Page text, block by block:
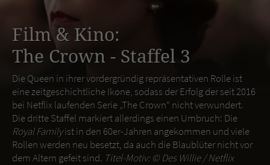
Film & Kino:
The Crown - Staffel 3
Die Queen in ihrer vordergründig repräsentativen Rolle ist
eine zeitgeschichtliche Ikone, sodass der Erfolg der seit 2016
bei Netflix laufenden Serie „The Crown“ nicht verwundert.
Die dritte Staffel markiert allerdings einen Umbruch: Die
Royal Familyist in den 60er-Jahren angekommen und viele
Rollen werden neu besetzt, da auch die Blaublüter nicht vor
dem Altern gefeit sind. Titel-Motiv: ©Des Willie / Netflix